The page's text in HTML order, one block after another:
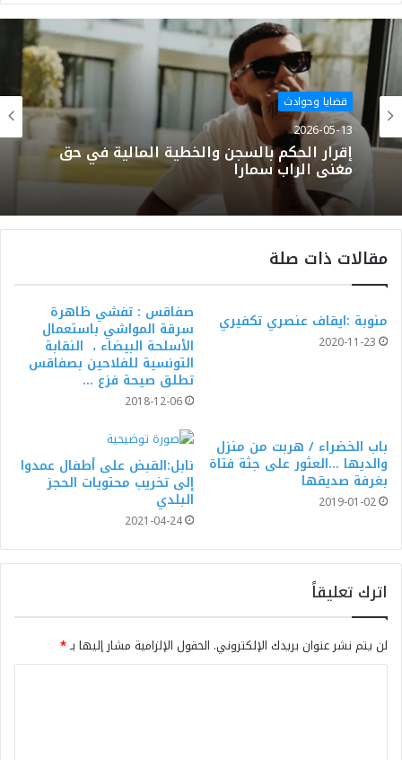
الويب
قضايا وحوادث
2026-05-13
إقرار الحكم بالسجن والخطية المالية في حق
مغني الراب سمارا
مقالات ذات صلة
منوبة :ايقاف عنصري تكفيري
2020-11-23
صفاقس : تفشي ظاهرة
سرقة المواشي باستعمال
الأسلحة البيضاء ، النقابة
التونسية للفلاحين بصفاقس
تطلق صيحة فزع …
2018-12-06
باب الخضراء / هربت من منزل
والديها …العثور على جثة فتاة
بغرفة صديقها
2019-01-02
نابل:القبض على أطفال عمدوا
إلى تخريب محتويات الحجز
البلدي
2021-04-24
اترك تعليقاً
لن يتم نشر عنوان بريدك الإلكتروني. الحقول الإلزامية مشار إليها بـ*